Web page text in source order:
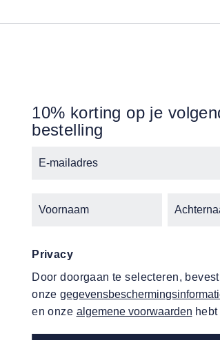
10% korting op je
bestelling
Privacy
Door doorgaan te selecteren,
onze
en onze algemene voorwaarden